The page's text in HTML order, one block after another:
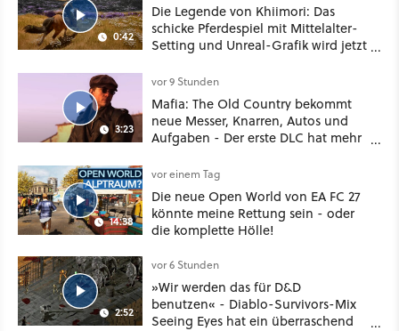
0:42
Die Legende von Khiimori: Das
schicke Pferdespiel mit Mittelalter-
Setting und Unreal-Grafik wird jetzt
3:23
vor 9 Stunden
Mafia: The Old Country bekommt
neue Messer, Knarren, Autos und
Aufgaben - Der erste DLC hat mehr
14:38
vor einem Tag
Die neue Open World von EA FC 27
könnte meine Rettung sein - oder
die komplette Hölle!
2:52
vor 6 Stunden
»Wir werden das für D&D
benutzen« - Diablo-Survivors-Mix
Seeing Eyes hat ein überraschend